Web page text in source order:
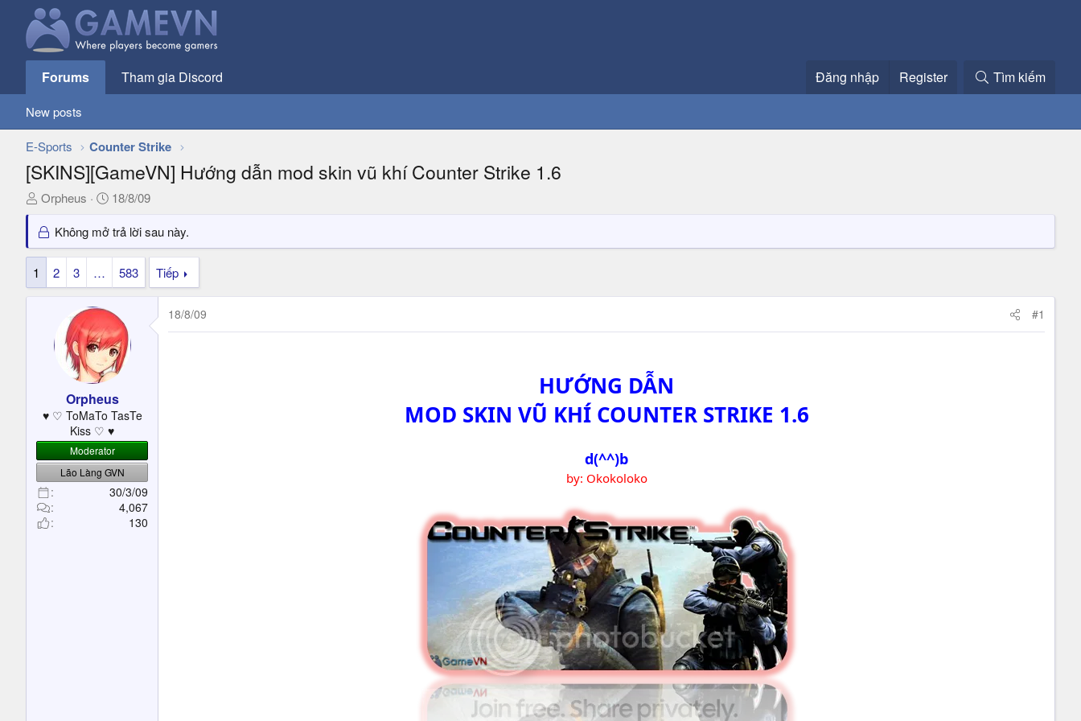
Forums Tham gia Discord Đăng nhập Register Tìm kiếm
New posts
E-Sports Counter Strike
[SKINS][GameVN] Hướng dẫn mod skin vũ khí Counter Strike 1.6
T
r
e
Orpheus
N
à
y
18/8/09
Không mở trả lời sau này.
1 2 3 … 583 Tiếp
Orpheus
♥ ♡ ToMaTo TasTe
Kiss ♡ ♥
Moderator
Lão Làng GVN
30/3/09
4,067
130
18/8/09 #1
HƯỚNG DẪN
MOD SKIN VŨ KHÍ COUNTER STRIKE 1.6
d(^^)b
by: Okokoloko